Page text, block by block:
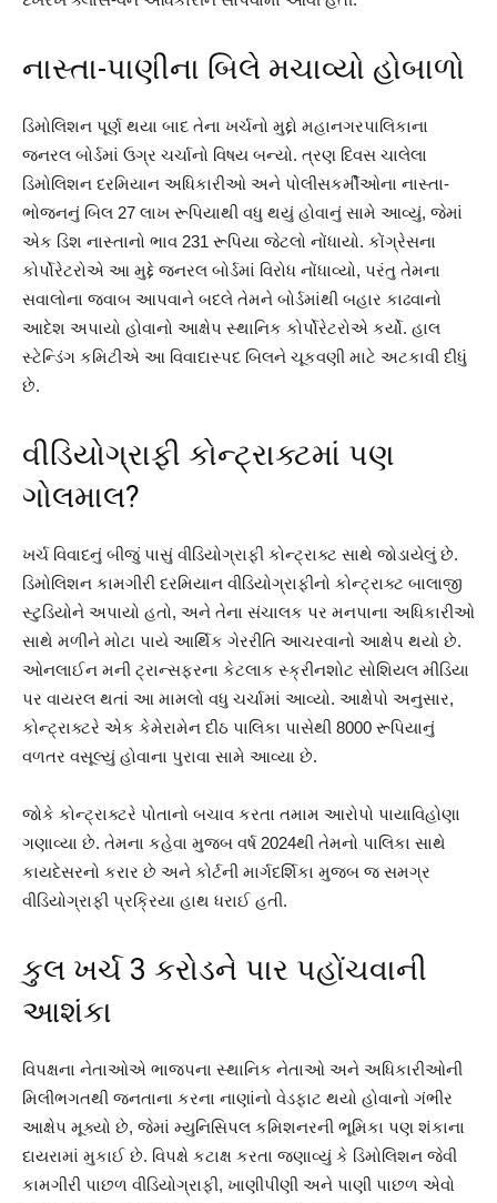
નાસ્તા-પાણીના બિલે મચાવ્યો હોબાળો
ડિમોલિશન પૂર્ણ થયા બાદ તેના ખર્ચનો મુદ્દો મહાનગરપાલિકાના
જનરલ બોર્ડમાં ઉગ્ર ચર્ચાનો વિષય બન્યો. ત્રણ દિવસ ચાલેલા
ડિમોલિશન દરમિયાન અધિકારીઓ અને પોલીસકર્મીઓના નાસ્તા-
ભોજનનું બિલ 27 લાખ રૂપિયાથી વધુ થયું હોવાનું સામે આવ્યું, જેમાં
એક ડિશ નાસ્તાનો ભાવ 231 રૂપિયા જેટલો નોંધાયો. કોંગ્રેસના
કોર્પોરેટરોએ આ મુદ્દે જનરલ બોર્ડમાં વિરોધ નોંધાવ્યો, પરંતુ તેમના
સવાલોના જવાબ આપવાને બદલે તેમને બોર્ડમાંથી બહાર કાઢવાનો
આદેશ અપાયો હોવાનો આક્ષેપ સ્થાનિક કોર્પોરેટરોએ કર્યો. હાલ
સ્ટેન્ડિંગ કમિટીએ આ વિવાદાસ્પદ બિલને ચૂકવણી માટે અટકાવી દીધું
છે.
વીડિયોગ્રાફી કોન્ટ્રાક્ટમાં પણ
ગોલમાલ?
ખર્ચ વિવાદનું બીજું પાસું વીડિયોગ્રાફી કોન્ટ્રાક્ટ સાથે જોડાયેલું છે.
ડિમોલિશન કામગીરી દરમિયાન વીડિયોગ્રાફીનો કોન્ટ્રાક્ટ બાલાજી
સ્ટુડિયોને અપાયો હતો, અને તેના સંચાલક પર મનપાના અધિકારીઓ
સાથે મળીને મોટા પાયે આર્થિક ગેરરીતિ આચરવાનો આક્ષેપ થયો છે.
ઓનલાઈન મની ટ્રાન્સફરના કેટલાક સ્ક્રીનશોટ સોશિયલ મીડિયા
પર વાયરલ થતાં આ મામલો વધુ ચર્ચામાં આવ્યો. આક્ષેપો અનુસાર,
કોન્ટ્રાક્ટરે એક કેમેરામેન દીઠ પાલિકા પાસેથી 8000 રૂપિયાનું
વળતર વસૂલ્યું હોવાના પુરાવા સામે આવ્યા છે.
જોકે કોન્ટ્રાક્ટરે પોતાનો બચાવ કરતા તમામ આરોપો પાયાવિહોણા
ગણાવ્યા છે. તેમના કહેવા મુજબ વર્ષ 2024થી તેમનો પાલિકા સાથે
કાયદેસરનો કરાર છે અને કોર્ટની માર્ગદર્શિકા મુજબ જ સમગ્ર
વીડિયોગ્રાફી પ્રક્રિયા હાથ ધરાઈ હતી.
કુલ ખર્ચ 3 કરોડને પાર પહોંચવાની
આશંકા
વિપક્ષના નેતાઓએ ભાજપના સ્થાનિક નેતાઓ અને અધિકારીઓની
મિલીભગતથી જનતાના કરના નાણાંનો વેડફાટ થયો હોવાનો ગંભીર
આક્ષેપ મૂક્યો છે, જેમાં મ્યુનિસિપલ કમિશનરની ભૂમિકા પણ શંકાના
દાયરામાં મુકાઈ છે. વિપક્ષે કટાક્ષ કરતા જણાવ્યું કે ડિમોલિશન જેવી
કામગીરી પાછળ વીડિયોગ્રાફી, ખાણીપીણી અને પાણી પાછળ એવો